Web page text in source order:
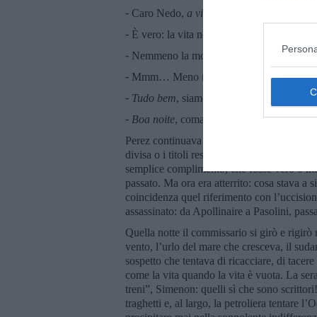
⁃ Caro Nedo, a vida não
⁃ È vero: la vita non è una poesia,
⁃ Nemmeno la morte, è ancora più vero.
⁃ Mmm… Meno male te conosci l’italiano
⁃ Tudo bem, siamo arrivati, se ti viene in
⁃ Boa noite, comandante.
Perez continuava a chiamarlo
divisa o i titoli restano dentro di noi per
semplice complimento, che fosse vero o
passato. Ma ora era atterrito: cosa stava a
coincidenza quel riferimento con
assassinato: da Apollinaire a Pasolini,
Quella notte il commissario si girò e
vento, l’urlo del mare che cresceva, il
sospetto che tentava di ricacciare, di
come la vita quando la vita è vuota. La
treni”, Simenon: quelli sì che sono
traghetti e, al largo, la petroliera tentare